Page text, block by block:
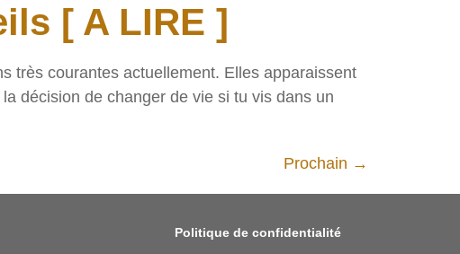
[ A LIRE ]
très courantes actuellement. Elles apparaissent
décision de changer de vie si tu vis dans un
Prochain →
Politique de confidentialité